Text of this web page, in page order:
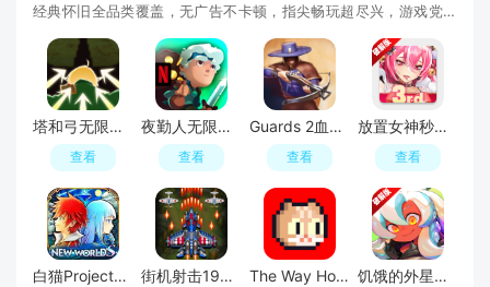
经典怀旧全品类覆盖，无广告不卡顿，指尖畅玩超尽兴，游戏党私
塔和弓无限金币钻石破解版
查看
夜勤人无限金币破解版
查看
Guards 2血盟守卫军2无敌秒杀最新版
查看
放置女神秒杀无敌版破解版
查看
白猫Project内置菜单破解版 街机射击1945无敌秒杀最新版 The Way Home回家的猫内置菜单版 饥饿的外星人内置菜单破解版